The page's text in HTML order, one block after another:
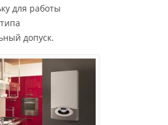
для работы
допуск.